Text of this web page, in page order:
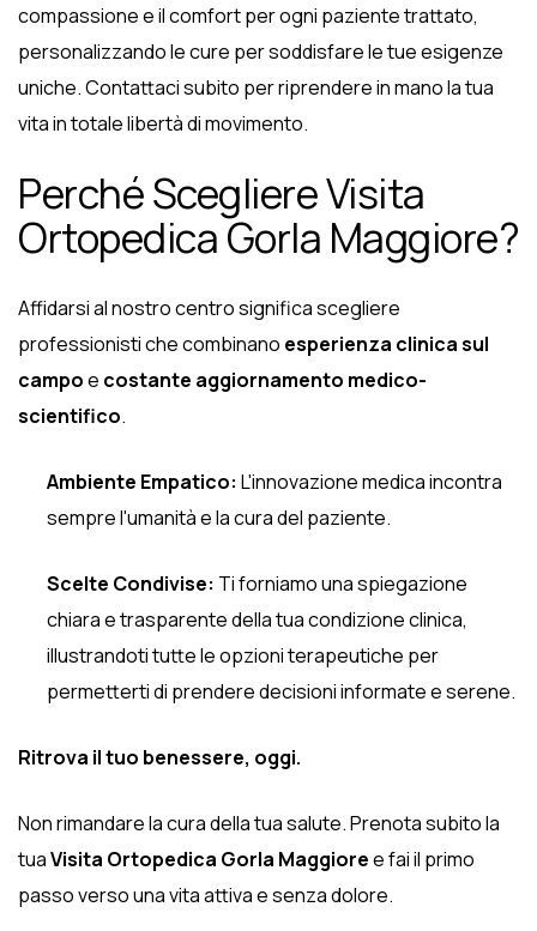
compassione e il comfort per ogni paziente trattato,
personalizzando le cure per soddisfare le tue esigenze
uniche. Contattaci subito per riprendere in mano la tua
vita in totale libertà di movimento.
Perché Scegliere Visita
Ortopedica Gorla Maggiore?
Affidarsi al nostro centro significa scegliere
professionisti che combinano esperienza clinica sul
campoe costante aggiornamento medico-
scientifico.
Ambiente Empatico: L'innovazione medica incontra
sempre l'umanità e la cura del paziente.
Scelte Condivise: Ti forniamo una spiegazione
chiara e trasparente della tua condizione clinica,
illustrandoti tutte le opzioni terapeutiche per
permetterti di prendere decisioni informate e serene.
Ritrova il tuo benessere, oggi.
Non rimandare la cura della tua salute. Prenota subito la
tuaVisita Ortopedica Gorla Maggioree fai il primo
passo verso una vita attiva e senza dolore.